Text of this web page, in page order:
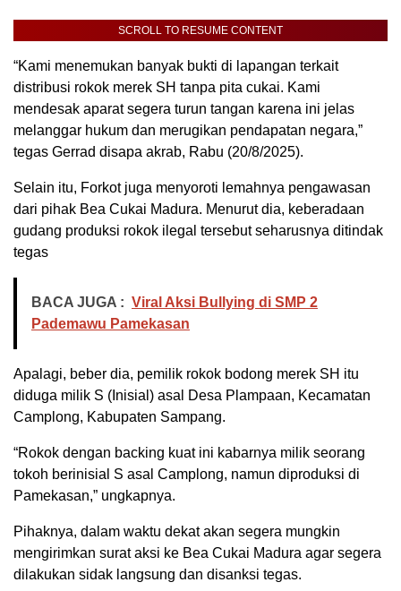
SCROLL TO RESUME CONTENT
“Kami menemukan banyak bukti di lapangan terkait
distribusi rokok merek SH tanpa pita cukai. Kami
mendesak aparat segera turun tangan karena ini jelas
melanggar hukum dan merugikan pendapatan negara,”
tegas Gerrad disapa akrab, Rabu (20/8/2025).
Selain itu, Forkot juga menyoroti lemahnya pengawasan
dari pihak Bea Cukai Madura. Menurut dia, keberadaan
gudang produksi rokok ilegal tersebut seharusnya ditindak
tegas
BACA JUGA : Viral Aksi Bullying di SMP 2
Pademawu Pamekasan
Apalagi, beber dia, pemilik rokok bodong merek SH itu
diduga milik S (Inisial) asal Desa Plampaan, Kecamatan
Camplong, Kabupaten Sampang.
“Rokok dengan backing kuat ini kabarnya milik seorang
tokoh berinisial S asal Camplong, namun diproduksi di
Pamekasan,” ungkapnya.
Pihaknya, dalam waktu dekat akan segera mungkin
mengirimkan surat aksi ke Bea Cukai Madura agar segera
dilakukan sidak langsung dan disanksi tegas.